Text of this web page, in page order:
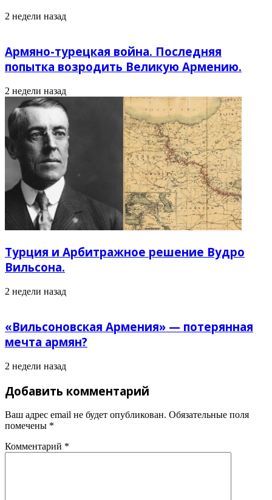
2 недели назад
Армяно-турецкая война. Последняя
попытка возродить Великую Армению.
2 недели назад
Турция и Арбитражное решение Вудро
Вильсона.
2 недели назад
«Вильсоновская Армения» — потерянная
мечта армян?
2 недели назад
Добавить комментарий
Ваш адрес email не будет опубликован. Обязательные поля
помечены *
Комментарий *